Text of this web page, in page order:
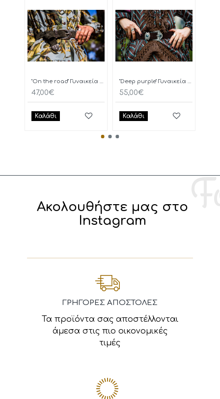
"On the road" Γυναικεία Ζώνη
47,00€
Καλάθι
"Deep purple" Γυναικεία Ζώνη
55,00€
Καλάθι
Ακολουθήστε μας στο
Instagram
ΓΡΗΓΟΡΕΣ ΑΠΟΣΤΟΛΕΣ
Τα προϊόντα σας αποστέλλονται
άμεσα στις πιο οικονομικές
τιμές